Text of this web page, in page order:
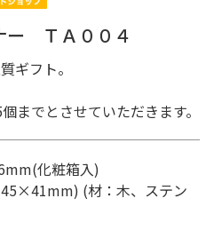
ー ＴＡ００４
ギフト。
までとさせていただきます。
化粧箱入)
(材：木、ステン